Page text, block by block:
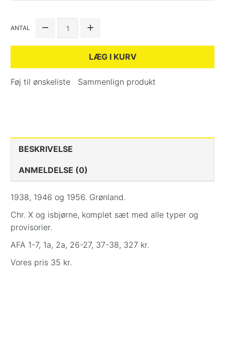
ANTAL
LÆG I KURV
Føj til ønskeliste Sammenlign produkt
BESKRIVELSE
ANMELDELSE (0)
1938, 1946 og 1956. Grønland.
Chr. X og isbjørne, komplet sæt med alle typer og
provisorier.
AFA 1-7, 1a, 2a, 26-27, 37-38, 327 kr.
Vores pris 35 kr.